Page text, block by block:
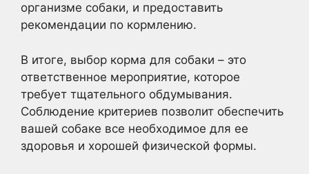
организме собаки, и предоставить
рекомендации по кормлению.
В итоге, выбор корма для собаки – это
ответственное мероприятие, которое
требует тщательного обдумывания.
Соблюдение критериев позволит обеспечить
вашей собаке все необходимое для ее
здоровья и хорошей физической формы.